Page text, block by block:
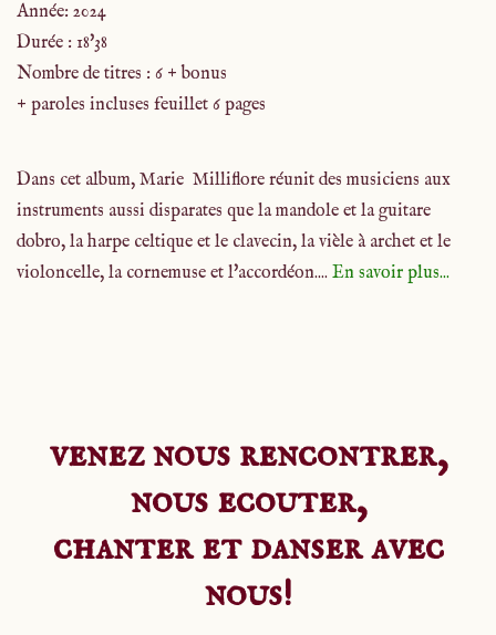
Année: 2024
Durée : 18'38
Nombre de titres : 6 + bonus
+ paroles incluses feuillet 6 pages
Dans cet album, Marie Milliflore réunit des musiciens aux
instruments aussi disparates que la mandole et la guitare
dobro, la harpe celtique et le clavecin, la vièle à archet et le
violoncelle, la cornemuse et l'accordéon.... En savoir plus...
venez nous rencontrer,
nous ecouter,
chanter et danser avec
nous!